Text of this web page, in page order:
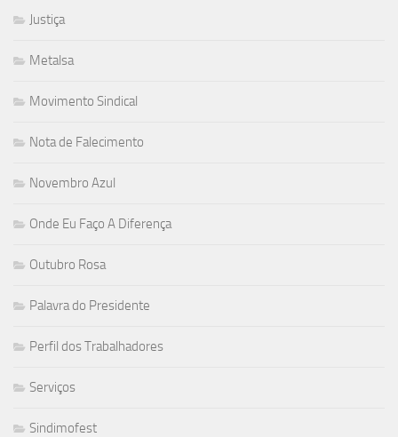
Justiça
Metalsa
Movimento Sindical
Nota de Falecimento
Novembro Azul
Onde Eu Faço A Diferença
Outubro Rosa
Palavra do Presidente
Perfil dos Trabalhadores
Serviços
Sindimofest